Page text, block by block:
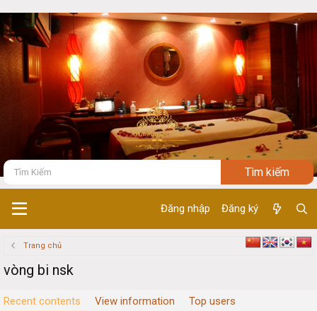
Đăng nhập Đăng ký
Trang chủ
vòng bi nsk
Recent contents View information Top users